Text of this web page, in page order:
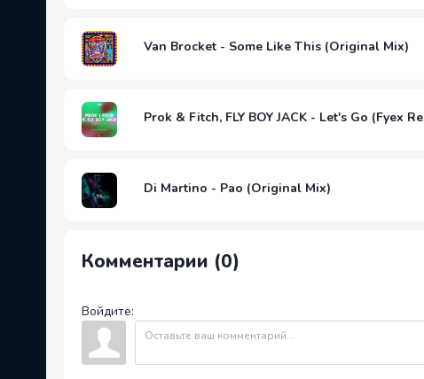
Van Brocket - Some Like This (Original Mix)
Prok & Fitch, FLY BOY JACK - Let's Go (Fyex
Di Martino - Pao (Original Mix)
Комментарии (0)
Войдите: